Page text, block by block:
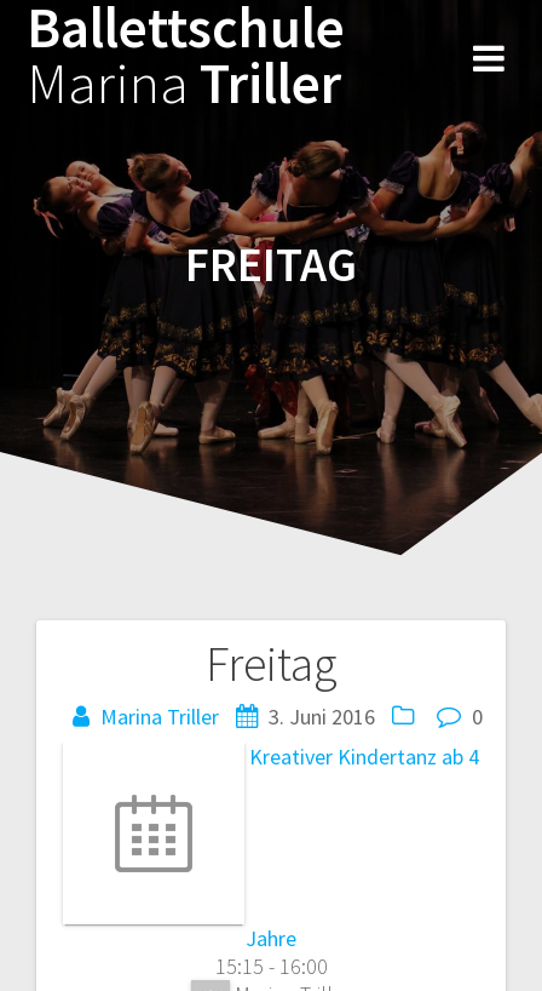
Zum
Inhalt
springen
Ballettschule
Marina Triller
FREITAG
Freitag
Marina Triller 3. Juni 2016
0
Kreativer Kindertanz ab 4
Jahre
15:15 - 16:00
Beitragsnavigation